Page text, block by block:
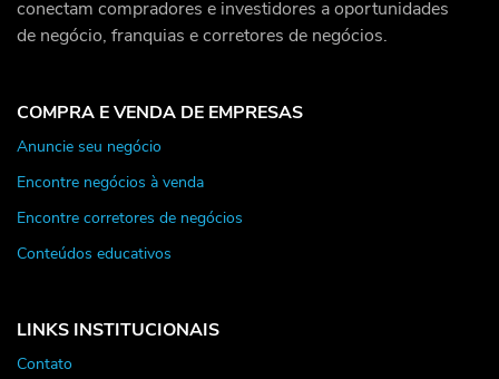
conectam compradores e investidores a oportunidades
de negócio, franquias e corretores de negócios.
COMPRA E VENDA DE EMPRESAS
Anuncie seu negócio
Encontre negócios à venda
Encontre corretores de negócios
Conteúdos educativos
LINKS INSTITUCIONAIS
Contato